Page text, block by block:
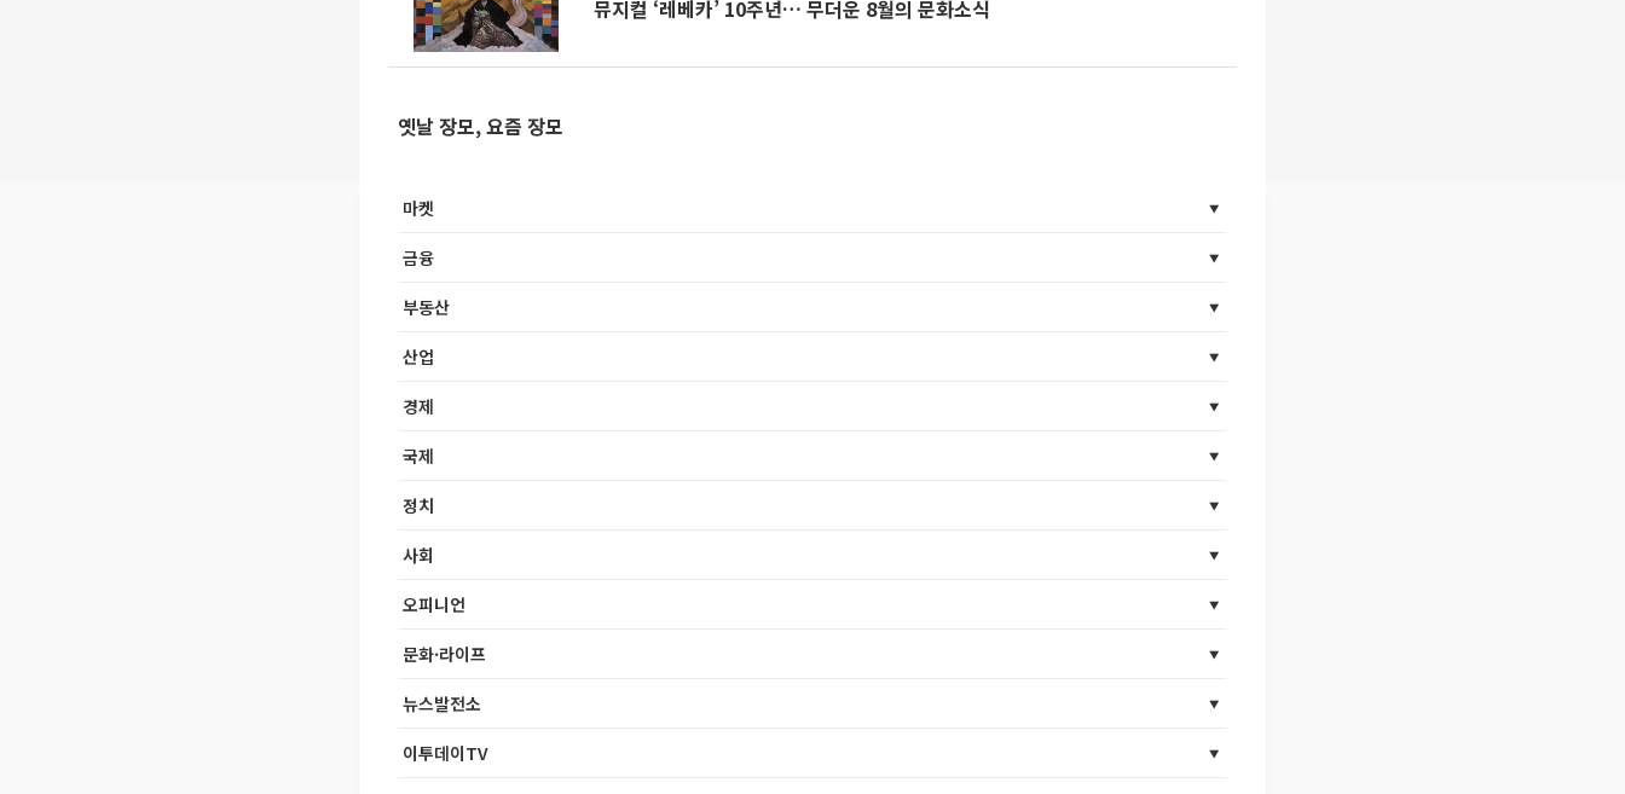
뮤지컬 ‘레베카’ 10주년… 무더운 8월의 문화소식
옛날 장모, 요즘 장모
마켓
금융
부동산
산업
경제
국제
정치
사회
오피니언
문화·라이프
뉴스발전소
이투데이TV